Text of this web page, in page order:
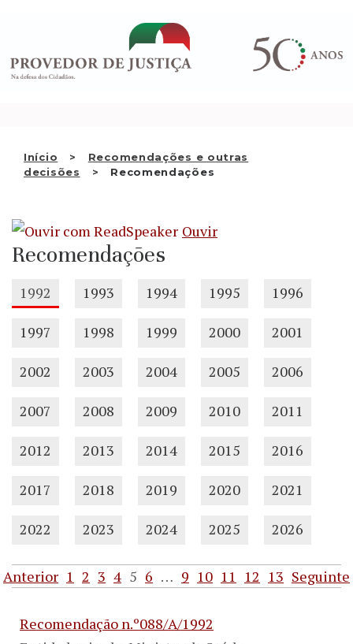
conteúdo
Início
Recomendações e outras
decisões
Recomendações
QUEM SOMOS
ATIVIDADE
RELAÇÕES INTERNACIONAIS
PT
Ouvir
Recomendações
1992 1993 1994 1995 1996
1997 1998 1999 2000 2001
2002 2003 2004 2005 2006
2007 2008 2009 2010 2011
2012 2013 2014 2015 2016
2017 2018 2019 2020 2021
2022 2023 2024 2025 2026
Anterior 1 2 3 4 5 6 … 9 10 11 12 13 Seguinte
Recomendação n.º088/A/1992